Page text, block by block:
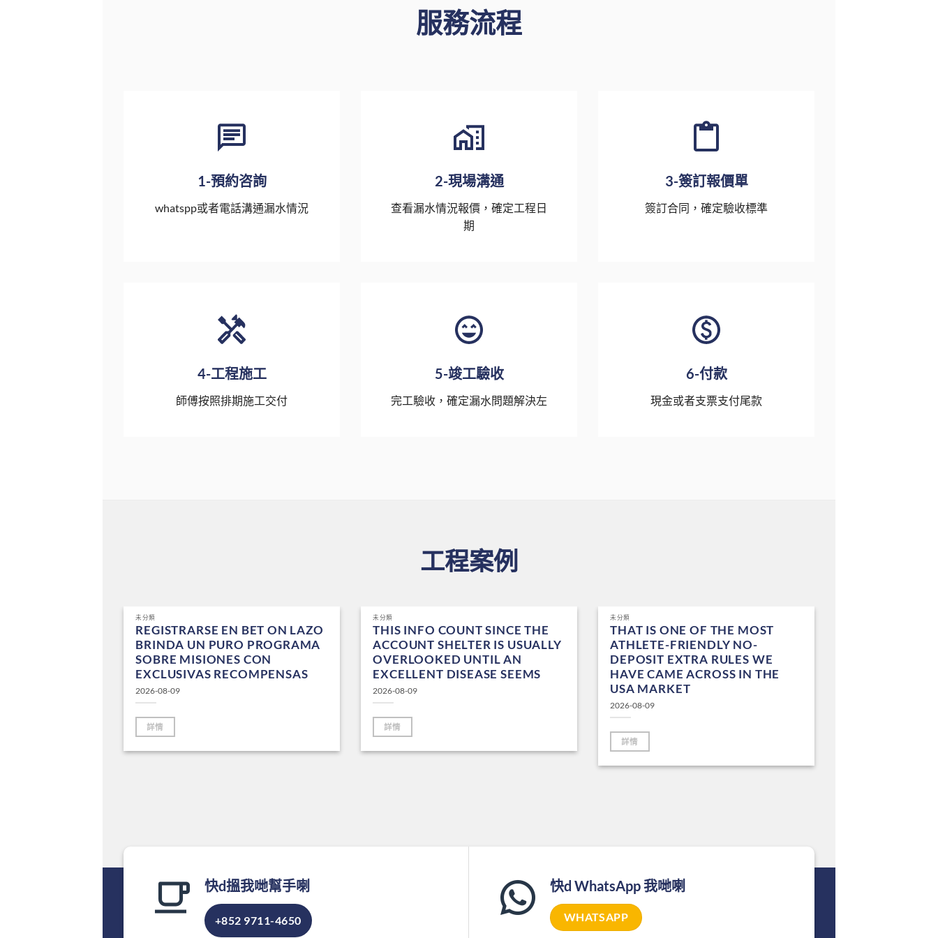
服務流程
1-預約咨詢
whatspp或者電話溝通漏水情況
2-現場溝通
查看漏水情況報價，確定工程日
期
3-簽訂報價單
簽訂合同，確定驗收標準
4-工程施工
師傅按照排期施工交付
5-竣工驗收
完工驗收，確定漏水問題解決左
6-付款
現金或者支票支付尾款
工程案例
未分類
REGISTRARSE EN BET ON LAZO
BRINDA UN PURO PROGRAMA
SOBRE MISIONES CON
EXCLUSIVAS RECOMPENSAS
2026-08-09
詳情
未分類
THIS INFO COUNT SINCE THE
ACCOUNT SHELTER IS USUALLY
OVERLOOKED UNTIL AN
EXCELLENT DISEASE SEEMS
2026-08-09
詳情
未分類
THAT IS ONE OF THE MOST
ATHLETE-FRIENDLY NO-
DEPOSIT EXTRA RULES WE
HAVE CAME ACROSS IN THE
USA MARKET
2026-08-09
詳情
快d搵我哋幫手喇
+852 9711-4650
快d WhatsApp 我哋喇
WHATSAPP